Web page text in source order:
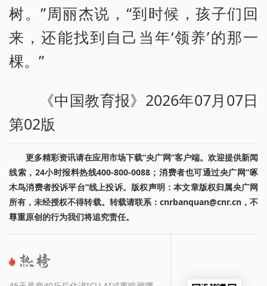
树。”周丽杰说，“到时候，孩子们回
来，还能找到自己当年‘领养’的那一
棵。”
《中国教育报》2026年07月07日
第02版
更多精彩资讯请在应用市场下载“央广网”客户端。欢迎提供新闻
线索，24小时报料热线400-800-0088；消费者也可通过央广网“啄
木鸟消费者投诉平台”线上投诉。版权声明：本文章版权归属央广网
所有，未经授权不得转载。转载请联系：cnrbanquan@cnr.cn，不
尊重原创的行为我们将追究责任。